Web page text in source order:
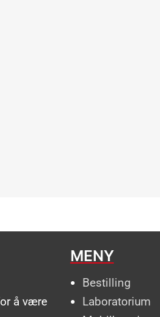
å være
MENY
Bestilling
Laboratorium